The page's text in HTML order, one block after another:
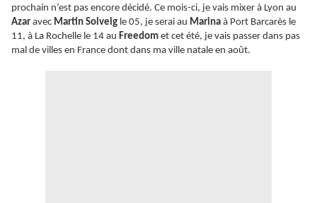
prochain n’est pas encore décidé. Ce mois-ci, je vais mixer à Lyon au
Azar avec Martin Solveig le 05, je serai au Marina à Port Barcarès le
11, à La Rochelle le 14 au Freedom et cet été, je vais passer dans pas
mal de villes en France dont dans ma ville natale en août.